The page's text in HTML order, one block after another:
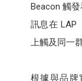
Beacon 觸
訊息在 LAP
上觸及同一
根據與品牌